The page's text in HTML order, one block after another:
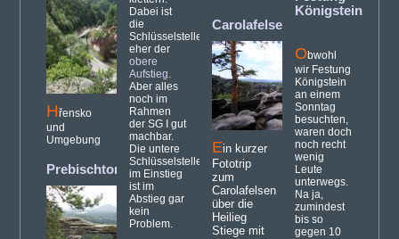
Hřensko
und
Umgebung
Prebischtor (37)
Dabei ist
die
Schlüsselstelle
eher der
obere
Aufstieg.
Aber alles
noch im
Rahmen
der SG I gut
machbar.
Die untere
Schlüsselstelle
im Einstieg
ist im
Abstieg gar
kein
Problem.
Carolafelsen
Ein kurzer
Fototrip
zum
Carolafelsen
über die
Heilieg
Stiege mit
Königstein
Obwohl
wir Festung
Königstein
an einem
Sonntag
besuchten,
waren doch
noch recht
wenig
Leute
unterwegs.
Na ja,
zumindest
bis so
gegen 10